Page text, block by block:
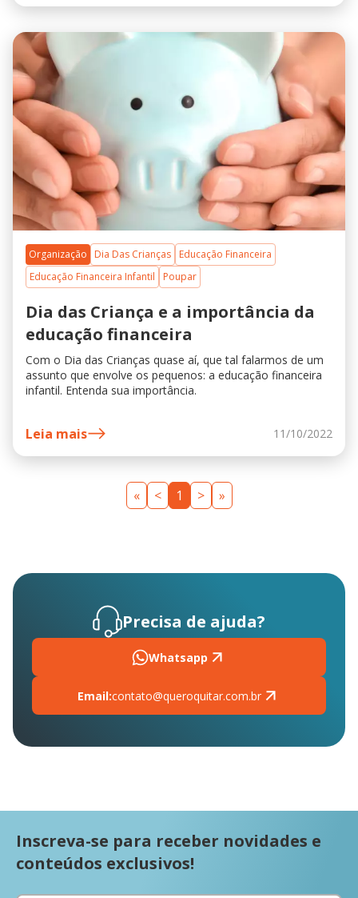
Organização Dia Das Crianças
Educação Financeira
Educação Financeira Infantil
Poupar
Dia das Criança e a importância da
educação financeira
Com o Dia das Crianças quase aí, que tal falarmos de um
assunto que envolve os pequenos: a educação financeira
infantil. Entenda sua importância.
Leia mais 11/10/2022
« < 1 > »
Precisa de ajuda?
Whatsapp
Email:contato@queroquitar.com.br
Inscreva-se para receber novidades e
conteúdos exclusivos!